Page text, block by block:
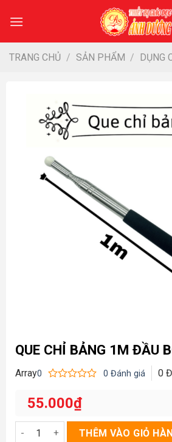
TRANG CHỦ / SẢN PHẨM / DỤNG
QUE CHỈ BẢNG 1M ĐẦU
Array0
xếp
hạng
sao
0 Đánh giá 0
55.000₫
Que chỉ bảng 1m đầu bọc nỉ số lượng
THÊM VÀO GIỎ